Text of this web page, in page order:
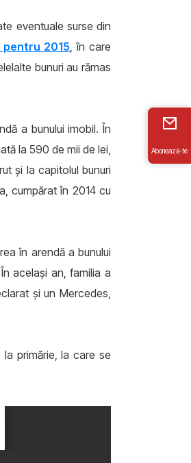
eventuale surse din
pentru 2015, în care
bunuri au rămas
a bunului imobil. În
la 590 de mii de lei,
și la capitolul bunuri
cumpărat în 2014 cu
în arendă a bunului
același an, familia a
și un Mercedes,
primărie, la care se
Abonează-te